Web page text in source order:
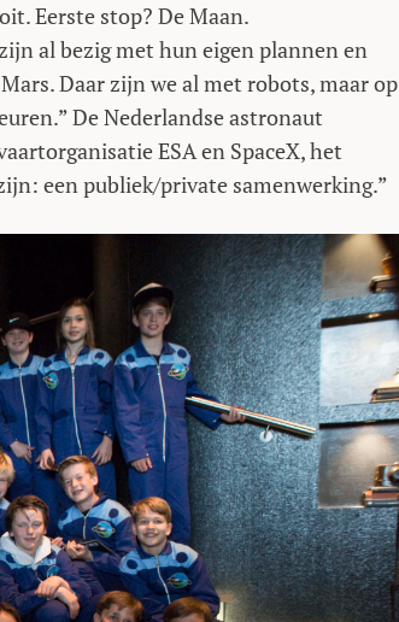
Eerste stop? De Maan.
al bezig met hun eigen plannen en
Daar zijn we al met robots, maar op
De Nederlandse astronaut
ESA en SpaceX, het
een publiek/private samenwerking.”